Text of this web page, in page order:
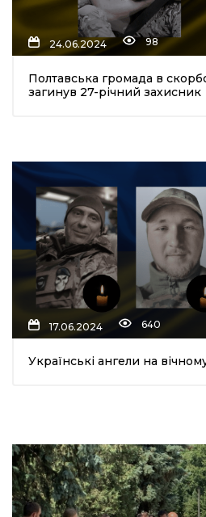
24.06.2024 98
Полтавська громада в
загинув 27-річний захисник
17.06.2024 640
Українські ангели на